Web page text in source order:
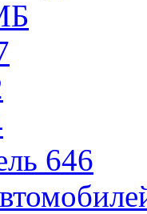
646